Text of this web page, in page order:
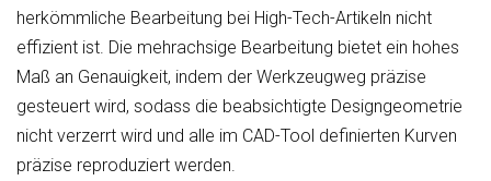
herkömmliche Bearbeitung bei High-Tech-Artikeln nicht
effizient ist. Die mehrachsige Bearbeitung bietet ein hohes
Maß an Genauigkeit, indem der Werkzeugweg präzise
gesteuert wird, sodass die beabsichtigte Designgeometrie
nicht verzerrt wird und alle im CAD-Tool definierten Kurven
präzise reproduziert werden.